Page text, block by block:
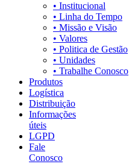
• Institucional
• Linha do Tempo
• Missão e Visão
• Valores
• Politica de Gestão
• Unidades
• Trabalhe Conosco
Produtos
Logística
Distribuição
Informações
úteis
LGPD
Fale
Conosco